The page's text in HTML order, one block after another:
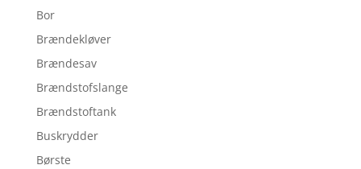
Bor
Brændekløver
Brændesav
Brændstofslange
Brændstoftank
Buskrydder
Børste